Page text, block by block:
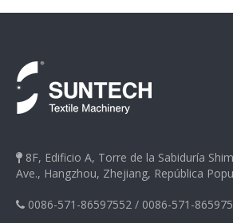
 8F, Edificio A, Torre de la Sabiduría
Ave., Hangzhou, Zhejiang, República
 0086-571-86597552 / 0086-571-